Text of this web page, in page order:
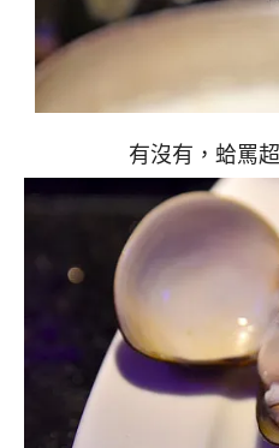
有沒有，蛤罵